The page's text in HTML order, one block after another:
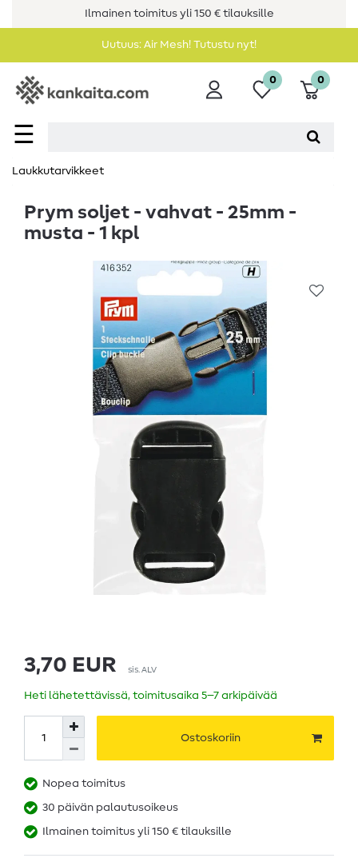
Ilmainen toimitus yli 150 € tilauksille
Uutuus: Air Mesh! Tutustu nyt!
☰
0 0
Laukkutarvikkeet
Prym soljet - vahvat - 25mm -
musta - 1 kpl
3,70 EUR sis. ALV
Heti lähetettävissä, toimitusaika 5–7 arkipäivää
Ostoskoriin
Nopea toimitus
30 päivän palautusoikeus
Ilmainen toimitus yli 150 € tilauksille